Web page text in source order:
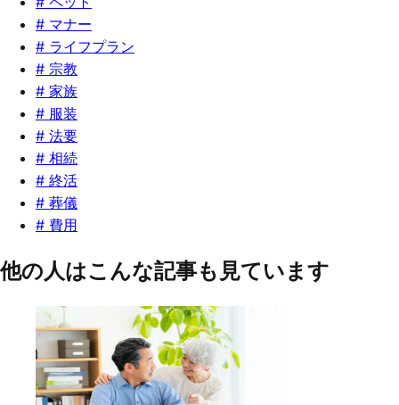
# マナー
# ライフプラン
# 宗教
# 家族
# 服装
# 法要
# 相続
# 終活
# 葬儀
# 費用
他の人はこんな記事も見ています